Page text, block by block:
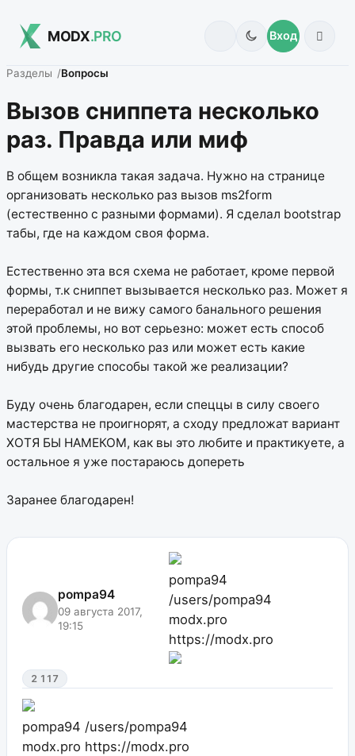
MODX.PRO Вход
Разделы Вопросы
Вызов сниппета несколько
раз. Правда или миф
В общем возникла такая задача. Нужно на странице
организовать несколько раз вызов ms2form
(естественно с разными формами). Я сделал bootstrap
табы, где на каждом своя форма.
Естественно эта вся схема не работает, кроме первой
формы, т.к сниппет вызывается несколько раз. Может я
переработал и не вижу самого банального решения
этой проблемы, но вот серьезно: может есть способ
вызвать его несколько раз или может есть какие
нибудь другие способы такой же реализации?
Буду очень благодарен, если спеццы в силу своего
мастерства не проигнорят, а сходу предложат вариант
ХОТЯ БЫ НАМЕКОМ, как вы это любите и практикуете, а
остальное я уже постараюсь допереть
Заранее благодарен!
pompa94
09 августа 2017,
19:15
pompa94
/users/pompa94
modx.pro
https://modx.pro
2 117
pompa94 /users/pompa94
modx.pro https://modx.pro